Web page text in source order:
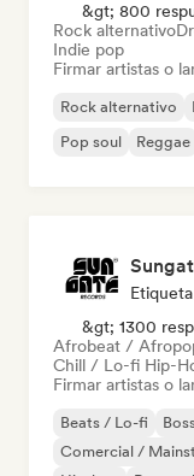
&gt; 800
Rock alternativo
Indie pop
Firmar artistas o
Rock alternativo
Pop soul
Reggae
Etiqueta
&gt; 1300
Afrobeat /
Chill / Lo-fi Hip-
Firmar artistas o
Beats / Lo-fi
Comercial /